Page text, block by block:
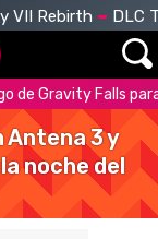
VII Rebirth DLC
de Gravity Falls
Antena 3 y
noche del